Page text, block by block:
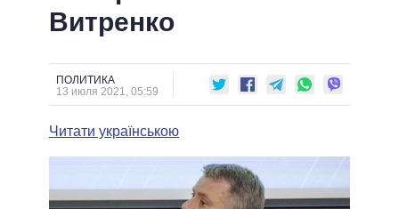
КАБИНЕТ МИНИСТРОВ
МЭРЫ
ВСЕ ПЕРСОНЫ
ПОДДЕРЖАТЬ
СРАВНЕНИЕ ПОЛИТИКОВ
Витренко
ПОЛИТИКА
13 июля 2021, 05:59
Читати українською